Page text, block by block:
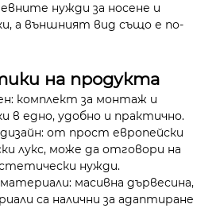
нужди за носене и
а външният вид също е по-
на продукта
комплект за монтаж и
в едно, удобно и практично.
от прост европейски
лукс, може да отговори на
нужди.
масивна дървесина,
са налични за адаптиране